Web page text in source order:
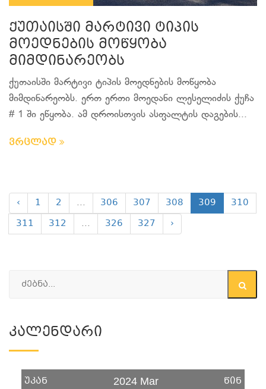
ქუთაისში მარტივი ტიპის
მოედნების მოწყობა
მიმდინარეობს
ქუთაისში მარტივი ტიპის მოედნების მოწყობა
მიმდინარეობს. ერთ ერთი მოედანი ლესელიძის ქუჩა
# 1 ში ეწყობა. ამ დროისთვის ასფალტის დაგების...
ვრცლად
‹ 1 2 ... 306 307 308 309
310
311
312 ... 326 327 ›
Კალენდარი
უკან 2024 Mar წინ